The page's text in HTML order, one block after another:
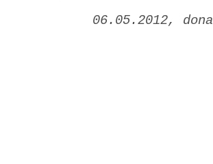
06.05.2012 dona